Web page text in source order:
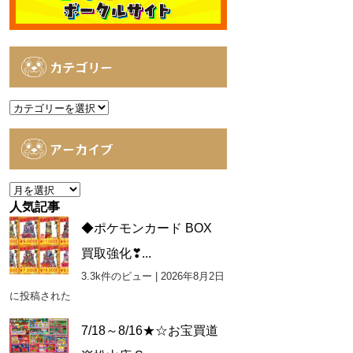
カテゴリー
カ
アーカイブ
ア
ー
カ
イ
ブ
人気記事
◆ポケモンカード BOX
買取強化❣...
3.3k件のビュー
2026年8月2日
に投稿された
7/18～8/16★☆お宝買道